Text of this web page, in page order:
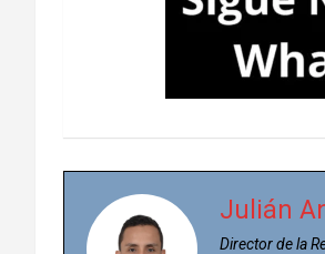
Julián
Director de la